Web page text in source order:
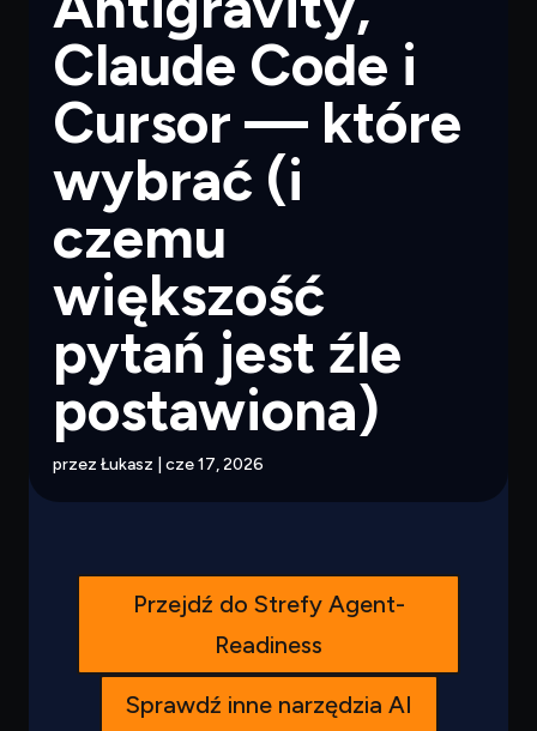
Claude Code i
Cursor — które
wybrać (i
czemu
większość
pytań jest źle
postawiona)
przez Łukasz cze 17, 2026
Przejdź do Strefy Agent-
Readiness
Sprawdź inne narzędzia AI